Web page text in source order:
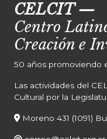
CELCIT—
Centro
Creación e
50 años promoviendo
Las actividades del
Cultural por la
Moreno 431 (1091)